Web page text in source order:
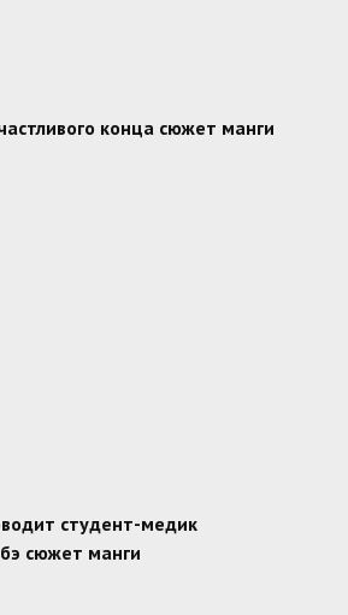
конца сюжет манги
студент-медик
сюжет манги